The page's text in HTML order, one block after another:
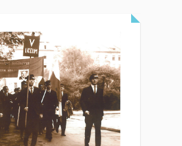
CZYTAJ WIĘCEJ